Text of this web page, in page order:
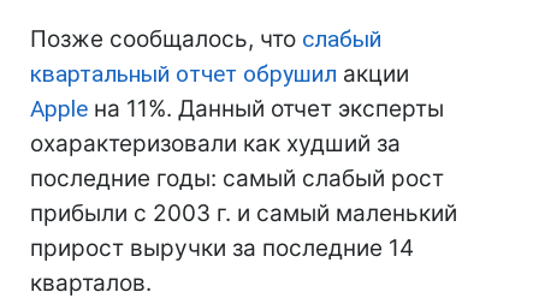
Позже сообщалось, что слабый
квартальный отчет обрушил акции
Apple на 11%. Данный отчет эксперты
охарактеризовали как худший за
последние годы: самый слабый рост
прибыли с 2003 г. и самый маленький
прирост выручки за последние 14
кварталов.